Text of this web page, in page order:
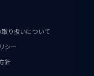
り扱いについて
シー
針